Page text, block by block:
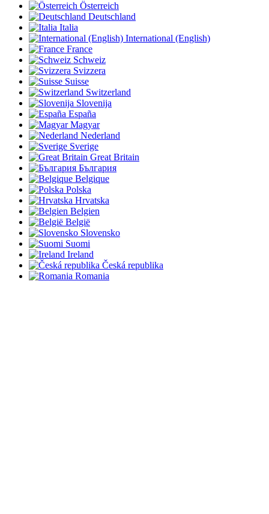
Österreich
Deutschland
Italia
International (English)
France
Schweiz
Svizzera
Suisse
Switzerland
Slovenija
España
Magyar
Nederland
Sverige
Great Britain
България
Belgique
Polska
Hrvatska
Belgien
België
Slovensko
Suomi
Ireland
Česká republika
Romania